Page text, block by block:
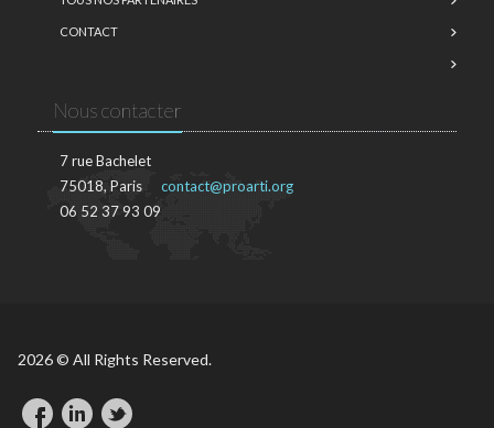
CONTACT
Nous contacter
7 rue Bachelet
75018, Paris
06 52 37 93 09
contact@proarti.org
2026 © All Rights Reserved.